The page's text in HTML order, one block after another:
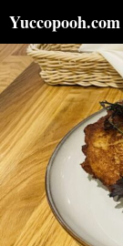
ン
テ
ン
ツ
へ
ス
キ
ッ
プ
Yuccopooh.com
索